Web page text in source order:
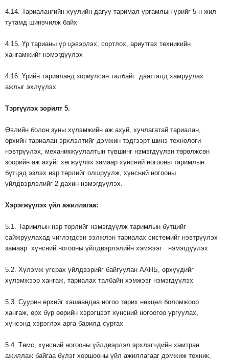
4.14. Тариалангийн хуулийн дагуу таримал ургамлын үрийг 5-н жил
тутамд шинэчилж байх
4.15. Үр тарианы үр цэвэрлэх, сортлох, ариутгах техникийн
хангамжийг нэмэгдүүлэх
4.16. Үрийн тариаланд зориулсан талбайг даатгалд хамруулах
ажлыг эхлүүлэх
Тэргүүлэх зорилт 5.
Өвлийн болон зуны хүлэмжийн аж ахуй, хучлагатай тариалан,
өрхийн тариалан эрхлэлтийг дэмжин тэдгээрт шинэ технологи
нэвтрүүлэх, механикжуулалтын түвшинг нэмэгдүүлэн төрөлжсөн
зоорийн аж ахуйг хөгжүүлэх замаар хүнсний ногооны таримлын
бүтцэд эзлэх нэр төрлийг олшруулж, хүнсний ногооны
үйлдвэрлэлийг 2 дахин нэмэгдүүлэх.
Хэрэгжүүлэх үйл ажиллагаа:
5.1. Таримлын нэр төрлийг нэмэгдүүлж таримлын бүтцийг
сайжруулахад чиглэгдсэн ээлжлэн тариалах системийг нэвтрүүлэх
замаар хүнсний ногооны үйлдвэрлэлийн хэмжээг нэмэгдүүлэх
5.2. Хүлэмж угсрах үйлдвэрийг байгуулан ААНБ, өрхүүдийг
хүлэмжээр хангаж, тариалах талбайн хэмжээг нэмэгдүүлэх
5.3. Суурин өрхийг хашаандаа ногоо тарих нөхцөл боломжоор
хангаж, өрх бүр өөрийн хэрэгцээт хүнсний ногоогоо ургуулах,
хүнсэнд хэрэглэх арга барилд сургах
5.4. Төмс, хүнсний ногооны үйлдвэрлэл эрхлэгчдийн хамтран
ажиллаж байгаа бүлэг хоршооны үйл ажиллагааг дэмжиж техник,